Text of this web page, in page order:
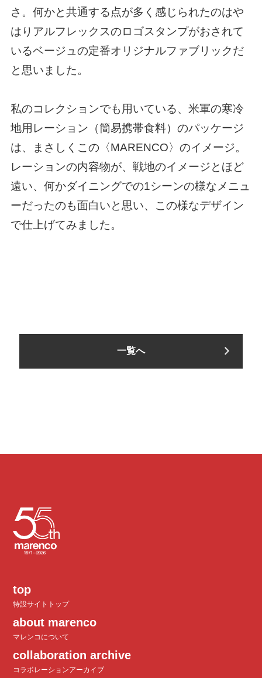
さ。何かと共通する点が多く感じられたのはや
はりアルフレックスのロゴスタンプがおされて
いるベージュの定番オリジナルファブリックだ
と思いました。
私のコレクションでも用いている、米軍の寒冷
地用レーション（簡易携帯食料）のパッケージ
は、まさしくこの〈MARENCO〉のイメージ。
レーションの内容物が、戦地のイメージとほど
遠い、何かダイニングでの1シーンの様なメニュ
ーだったのも面白いと思い、この様なデザイン
で仕上げてみました。
一覧へ
top
特設サイトトップ
about marenco
マレンコについて
collaboration archive
コラボレーションアーカイブ